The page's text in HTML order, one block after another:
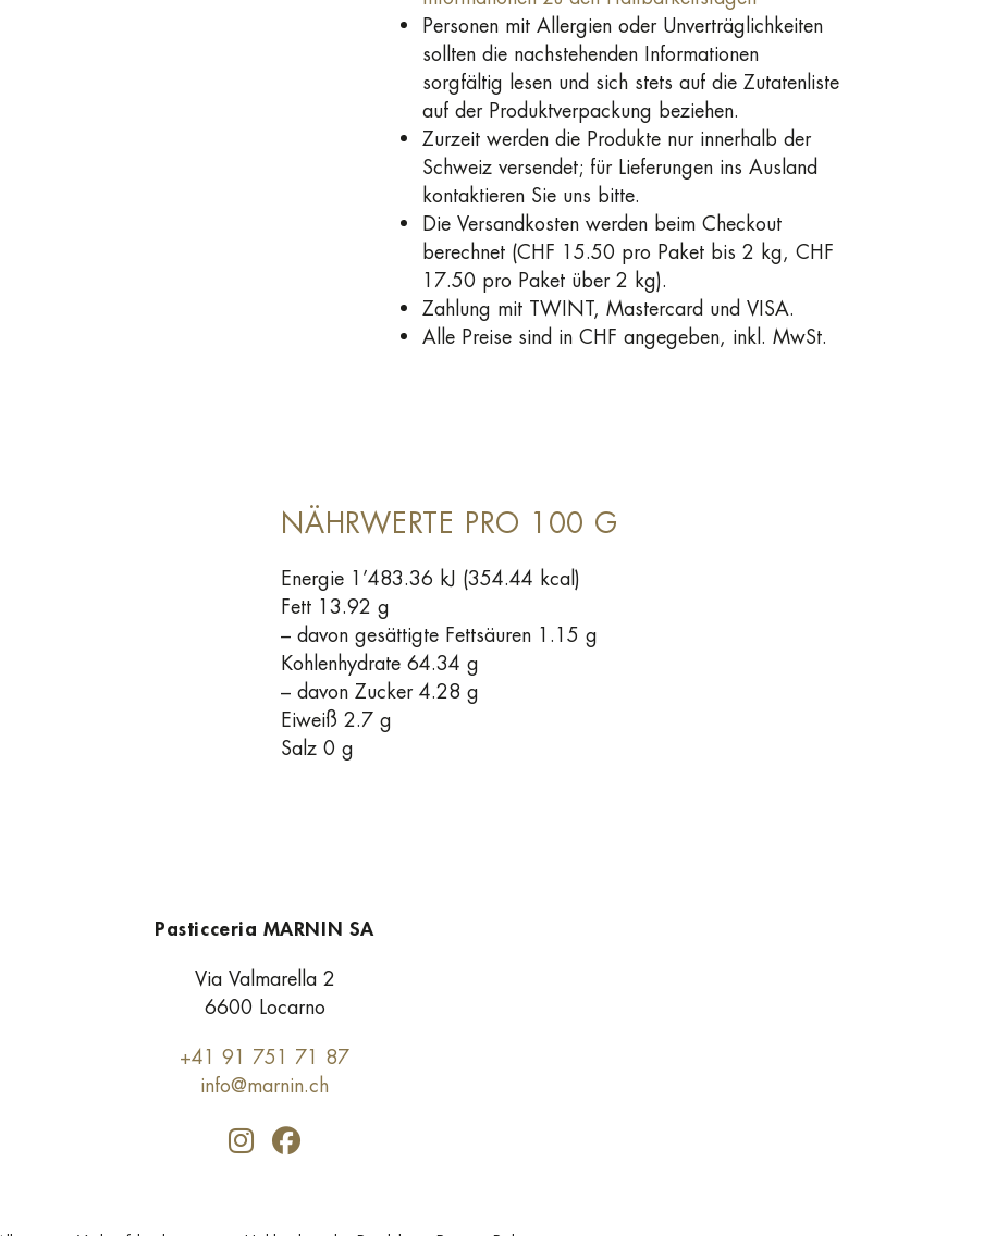
Personen mit Allergien oder Unverträglichkeiten
sollten die nachstehenden Informationen
sorgfältig lesen und sich stets auf die Zutatenliste
auf der Produktverpackung beziehen.
Zurzeit werden die Produkte nur innerhalb der
Schweiz versendet; für Lieferungen ins Ausland
kontaktieren Sie uns bitte.
Die Versandkosten werden beim Checkout
berechnet (CHF 15.50 pro Paket bis 2 kg, CHF
17.50 pro Paket über 2 kg).
Zahlung mit TWINT, Mastercard und VISA.
Alle Preise sind in CHF angegeben, inkl. MwSt.
NÄHRWERTE PRO 100 G
Energie 1’483.36 kJ (354.44 kcal)
Fett 13.92 g
– davon gesättigte Fettsäuren 1.15 g
Kohlenhydrate 64.34 g
– davon Zucker 4.28 g
Eiweiß 2.7 g
Salz 0 g
Pasticceria MARNIN SA
Via Valmarella 2
6600 Locarno
+41 91 751 71 87
info@marnin.ch